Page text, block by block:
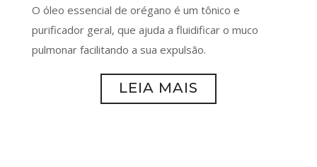
O óleo essencial de orégano é um tônico e
purificador geral, que ajuda a fluidificar o muco
pulmonar facilitando a sua expulsão.
LEIA MAIS